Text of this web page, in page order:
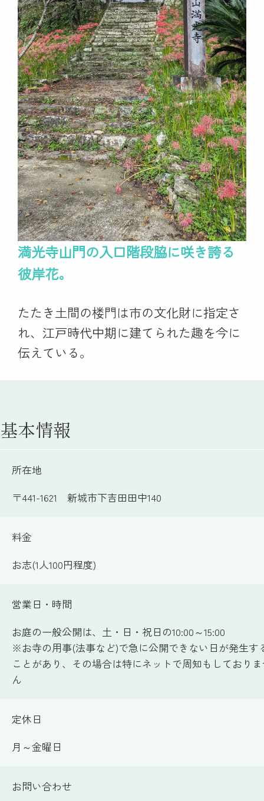
満光寺山門の入口階段脇に咲き誇る
彼岸花。
たたき土間の楼門は市の文化財に指定さ
れ、江戸時代中期に建てられた趣を今に
伝えている。
基本情報
所在地
〒441-1621 新城市下吉田田中140
料金
お志(1人100円程度)
営業日・時間
お庭の一般公開は、土・日・祝日の10:00～15:00
※お寺の用事(法事など)で急に公開できない日が発生す
ことがあり、その場合は特にネットで周知もしており
ん
定休日
月～金曜日
お問い合わせ